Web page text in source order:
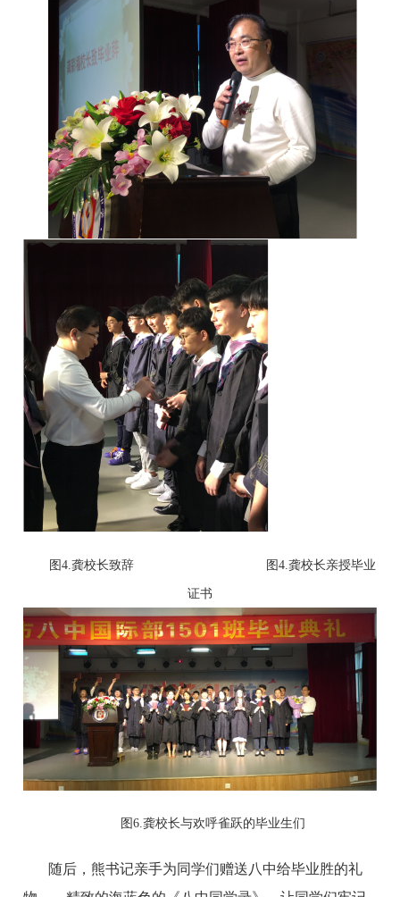
图 4.龚校长致辞 图 4.龚校长亲授毕业
证书
图 6.龚校长与欢呼雀跃的毕业生们
随后，熊书记亲手为同学们赠送八中给毕业胜的礼